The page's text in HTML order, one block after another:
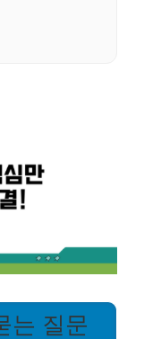
는 질문